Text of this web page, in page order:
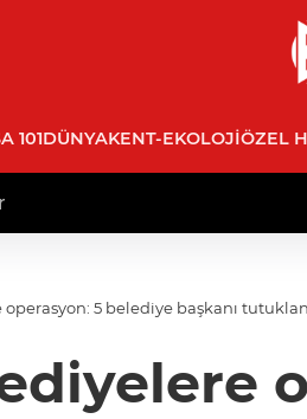
101DÜNYAKENT-EKOLOJIÖZEL
5 belediye başkanı